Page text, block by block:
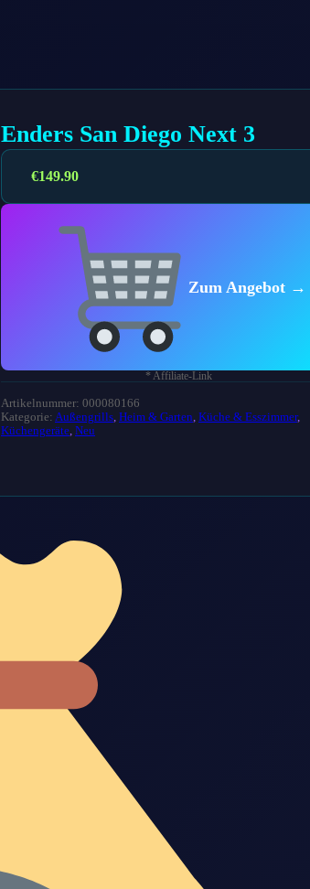
Enders San Diego Next 3
€149.90
Zum Angebot →
* Affiliate-Link
Artikelnummer: 000080166
Kategorie: Außengrills, Heim & Garten, Küche & Esszimmer,
Küchengeräte, Neu